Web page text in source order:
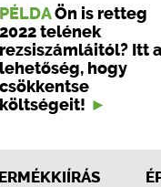
PÉLDA Ön is retteg
2022 telének
rezsiszámláitól? Itt a
lehetőség, hogy
csökkentse
költségeit!